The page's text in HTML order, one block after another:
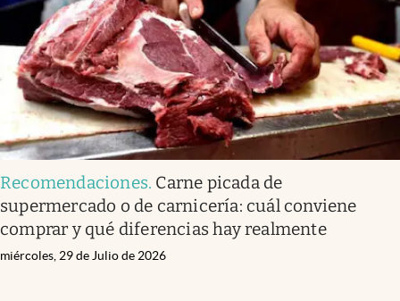
Recomendaciones. Carne picada de
supermercado o de carnicería: cuál conviene
comprar y qué diferencias hay realmente
miércoles, 29 de Julio de 2026